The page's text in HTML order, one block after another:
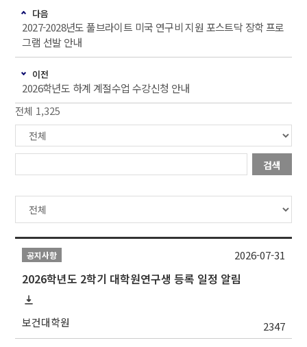
다음
2027-2028년도 풀브라이트 미국 연구비 지원 포스트닥 장학 프로
그램 선발 안내
이전
2026학년도 하계 계절수업 수강신청 안내
전체 1,325
검색
공지사항
2026학년도 2학기 대학원연구생 등록 일정 알림
보건대학원 2347
2026-07-31